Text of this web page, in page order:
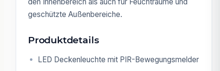
geschützte Außenbereiche.
Produktdetails
LED Deckenleuchte mit PIR-Bewegungsmelder